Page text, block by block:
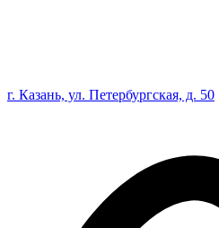
г. Казань, ул. Петербургская, д. 50